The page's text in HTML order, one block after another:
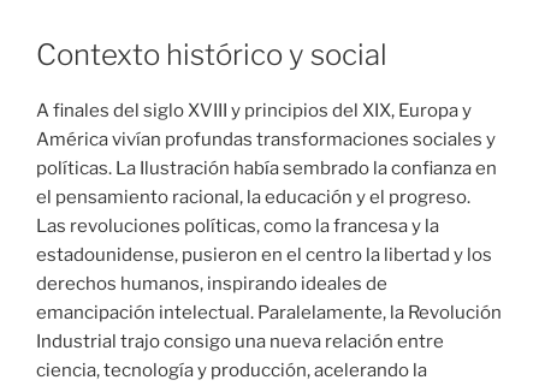
Contexto histórico y social
A finales del siglo XVIII y principios del XIX, Europa y
América vivían profundas transformaciones sociales y
políticas. La Ilustración había sembrado la confianza en
el pensamiento racional, la educación y el progreso.
Las revoluciones políticas, como la francesa y la
estadounidense, pusieron en el centro la libertad y los
derechos humanos, inspirando ideales de
emancipación intelectual. Paralelamente, la Revolución
Industrial trajo consigo una nueva relación entre
ciencia, tecnología y producción, acelerando la